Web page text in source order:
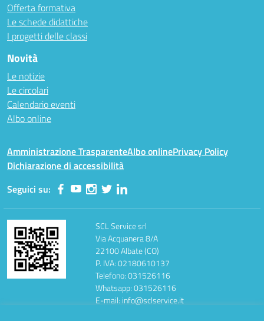
Offerta formativa
Le schede didattiche
I progetti delle classi
Novità
Le notizie
Le circolari
Calendario eventi
Albo online
Amministrazione TrasparenteAlbo onlinePrivacy Policy
Dichiarazione di accessibilità
Seguici su:
SCL Service srl
Via Acquanera 8/A
22100 Albate (CO)
P. IVA: 02180610137
Telefono: 031526116
Whatsapp: 031526116
E-mail: info@sclservice.it